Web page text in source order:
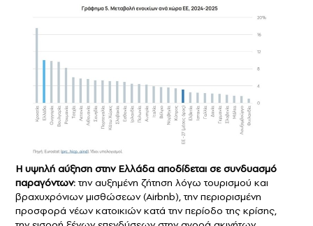
Η υψηλή αύξηση στην Ελλάδα αποδίδεται σε συνδυασμό
παραγόντων:την αυξημένη ζήτηση λόγω τουρισμού και
βραχυχρόνιων μισθώσεων (Airbnb), την περιορισμένη
προσφορά νέων κατοικιών κατά την περίοδο της κρίσης,